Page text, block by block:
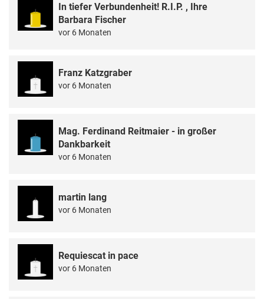
In tiefer Verbundenheit! R.I.P. , Ihre
Barbara Fischer
vor 6 Monaten
Franz Katzgraber
vor 6 Monaten
Mag. Ferdinand Reitmaier - in großer
Dankbarkeit
vor 6 Monaten
martin lang
vor 6 Monaten
Requiescat in pace
vor 6 Monaten